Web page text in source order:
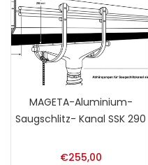
MAGETA-Aluminium-
Saugschlitz- Kanal SSK 290
€255,00